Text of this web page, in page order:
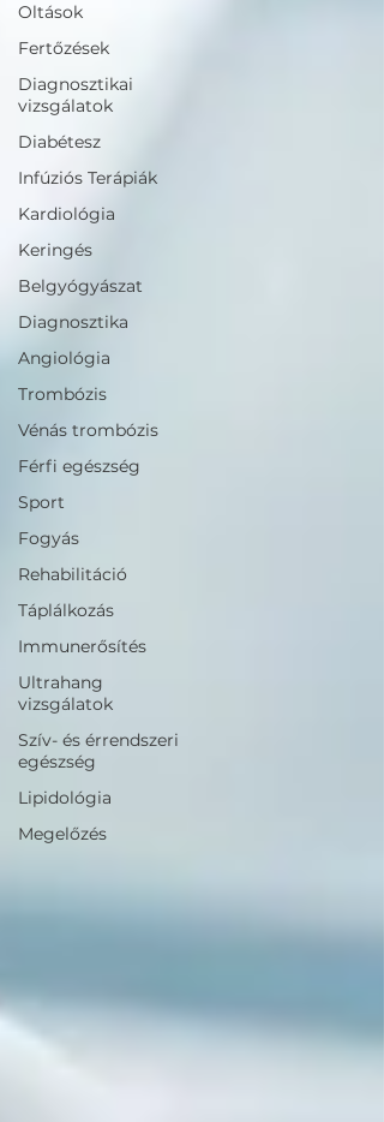
Oltások
Fertőzések
Diagnosztikai
vizsgálatok
Diabétesz
Infúziós Terápiák
Kardiológia
Keringés
Belgyógyászat
Diagnosztika
Angiológia
Trombózis
Vénás trombózis
Férfi egészség
Sport
Fogyás
Rehabilitáció
Táplálkozás
Immunerősítés
Ultrahang
vizsgálatok
Szív- és érrendszeri
egészség
Lipidológia
Megelőzés